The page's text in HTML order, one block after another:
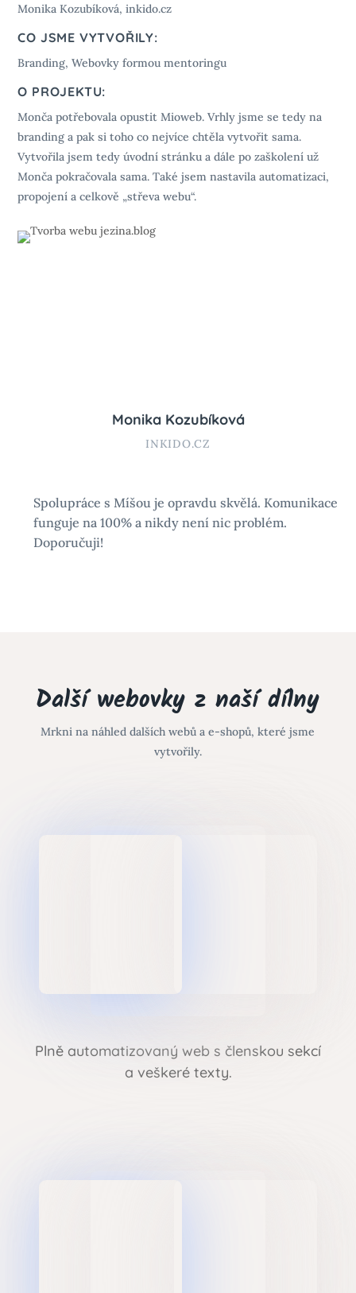
Monika Kozubíková, inkido.cz
CO JSME VYTVOŘILY:
Branding, Webovky formou mentoringu
O PROJEKTU:
Monča potřebovala opustit Mioweb. Vrhly jsme se tedy na
branding a pak si toho co nejvíce chtěla vytvořit sama.
Vytvořila jsem tedy úvodní stránku a dále po zaškolení už
Monča pokračovala sama. Také jsem nastavila automatizaci,
propojení a celkově „střeva webu“.
Monika Kozubíková
INKIDO.CZ
Spolupráce s Míšou je opravdu skvělá. Komunikace
funguje na 100% a nikdy není nic problém.
Doporučuji!
Další webovky z naší dílny
Mrkni na náhled dalších webů a e-shopů, které jsme
vytvořily.
Plně automatizovaný web s členskou sekcí
a veškeré texty.